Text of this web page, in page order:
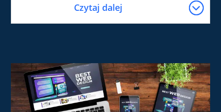
Czytaj dalej